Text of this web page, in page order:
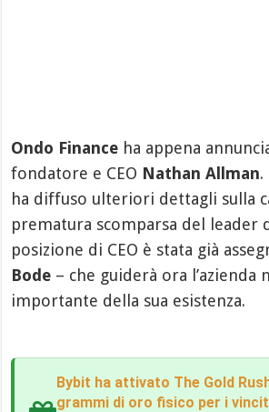
Ondo Finance ha appena
fondatore e CEO Nathan Allman.
ha diffuso ulteriori dettagli sulla
prematura scomparsa del leader
posizione di CEO è stata già
Bode – che guiderà ora l’azienda
importante della sua esistenza.
Bybit ha attivato The Gold
grammi di oro fisico per i